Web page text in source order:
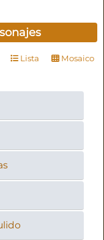
Lista Mosaico